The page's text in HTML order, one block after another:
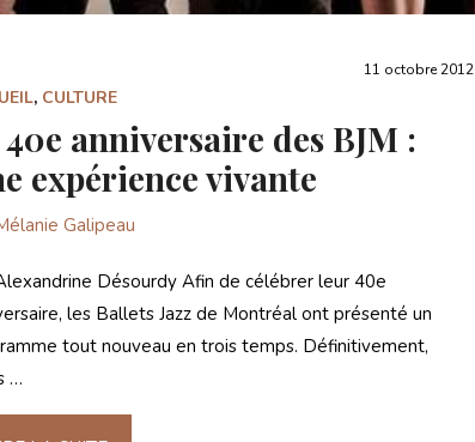
11 octobre 2012
, CULTURE
40e anniversaire des BJM :
expérience vivante
Galipeau
Désourdy Afin de célébrer leur 40e
les Ballets Jazz de Montréal ont présenté un
tout nouveau en trois temps. Définitivement,
…